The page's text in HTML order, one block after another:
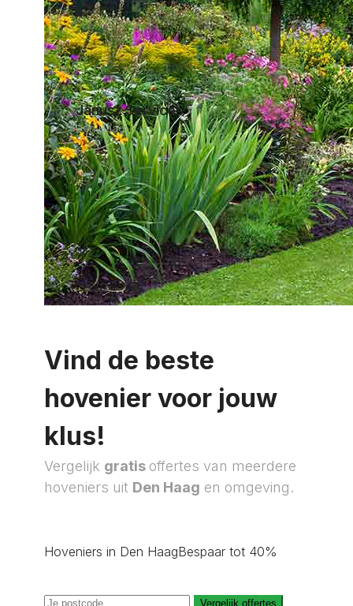
Janusz Services
Den Haag
Vind de beste
hovenier voor jouw
klus!
Vergelijk gratis offertes van meerdere
hoveniers uit Den Haag en omgeving.
Hoveniers in Den HaagBespaar tot 40%
Vergelijk offertes